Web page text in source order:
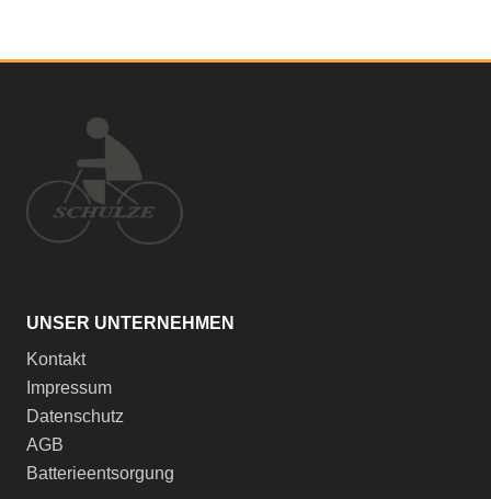
UNSER UNTERNEHMEN
Kontakt
Impressum
Datenschutz
AGB
Batterieentsorgung